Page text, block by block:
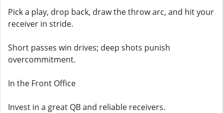
Pick a play, drop back, draw the throw arc, and hit your
receiver in stride.
Short passes win drives; deep shots punish
overcommitment.
In the Front Office
Invest in a great QB and reliable receivers.